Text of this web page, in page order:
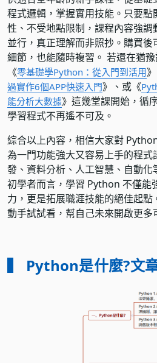
程式邏輯，掌握實用技能。只要
性、不受地點限制，課程內容強
並行，真正理解而非照抄。購買
細節，也能隨時複習。 若還在猶
《零基礎學Python：從入門到活用
過實作6個APP快速入門》、或《
能分析大數據》這幾堂課開始，循
學習程式不再遙不可及。
綜合以上內容，相信大家對
為一門功能強大又容易上手的程
發、資料分析、人工智慧、自動
初學者而言，學習 Python 不僅能
力，更是拓展職涯技能的絕佳起
動手試試看，幫自己未來開啟更多
▍ Python是什麼?文